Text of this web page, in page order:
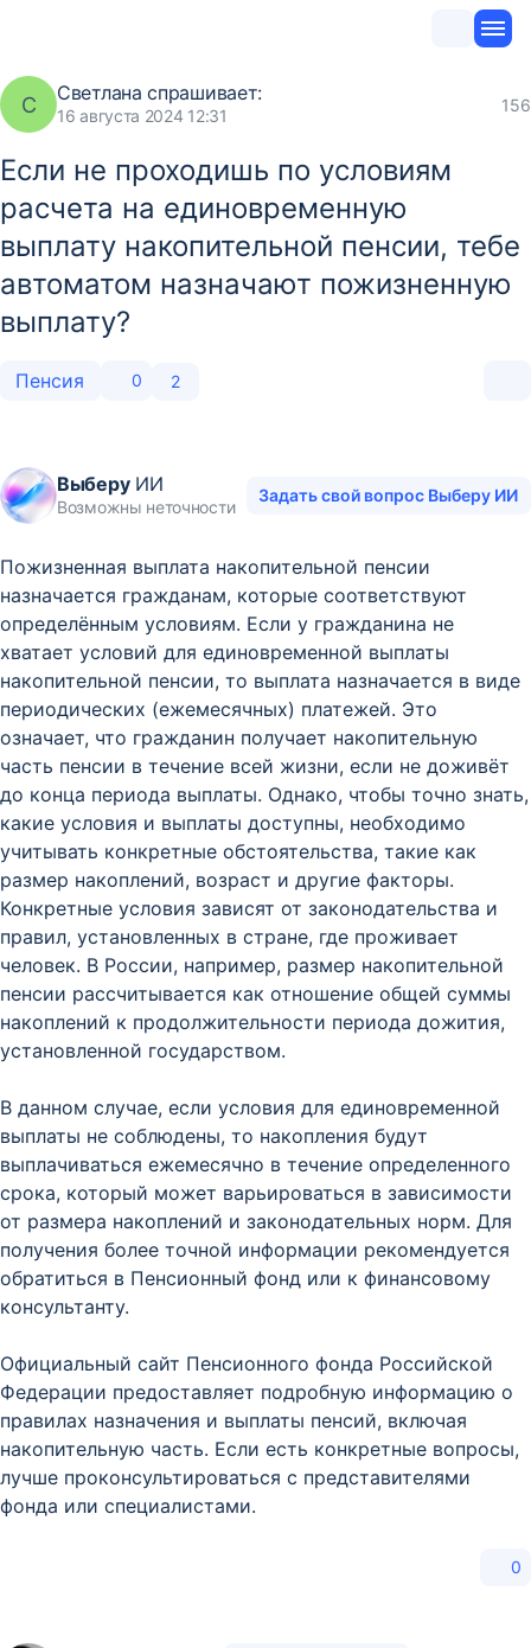
С Светлана спрашивает:
16 августа 2024 12:31
156
Eсли не проходишь по условиям
расчета на единовременную
выплату накопительной пенсии, тебе
автоматом назначают пожизненную
выплату?
Пенсия 0 2
ВыберуИИ
Возможны неточности
Задать свой вопрос Выберу ИИ
Пожизненная выплата накопительной пенсии
назначается гражданам, которые соответствуют
определённым условиям. Если у гражданина не
хватает условий для единовременной выплаты
накопительной пенсии, то выплата назначается в виде
периодических (ежемесячных) платежей. Это
означает, что гражданин получает накопительную
часть пенсии в течение всей жизни, если не доживёт
до конца периода выплаты. Однако, чтобы точно знать,
какие условия и выплаты доступны, необходимо
учитывать конкретные обстоятельства, такие как
размер накоплений, возраст и другие факторы.
Конкретные условия зависят от законодательства и
правил, установленных в стране, где проживает
человек. В России, например, размер накопительной
пенсии рассчитывается как отношение общей суммы
накоплений к продолжительности периода дожития,
установленной государством.
В данном случае, если условия для единовременной
выплаты не соблюдены, то накопления будут
выплачиваться ежемесячно в течение определенного
срока, который может варьироваться в зависимости
от размера накоплений и законодательных норм. Для
получения более точной информации рекомендуется
обратиться в Пенсионный фонд или к финансовому
консультанту.
Официальный сайт Пенсионного фонда Российской
Федерации предоставляет подробную информацию о
правилах назначения и выплаты пенсий, включая
накопительную часть. Если есть конкретные вопросы,
лучше проконсультироваться с представителями
фонда или специалистами.
0